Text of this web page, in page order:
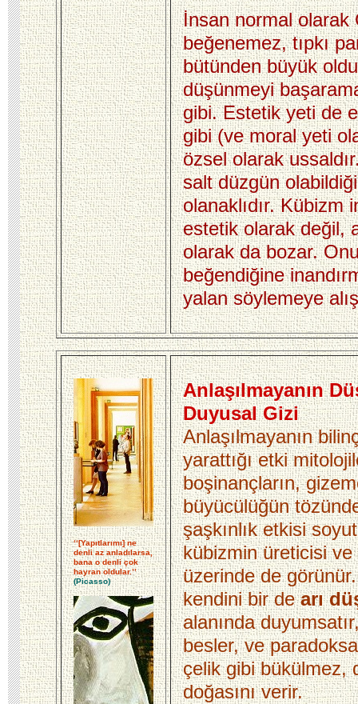
İnsan normal olarak
beğenemez, tıpkı
bütünden büyük
düşünmeyi
gibi. Estetik yeti de
gibi (ve moral yeti
özsel olarak
salt düzgün
olanaklıdır.Kübizm
estetik olarak değil,
olarak da bozar.
beğendiğine
yalan söylemeye
‘‘[Yapıtlarımı] ne
denli az anladılarsa,
bana o denli çok
hayran oldular.’’
(Picasso)
Anlaşılmayanın
Duyusal Gizi
Anlaşılmayanın
yarattığı etki
boşinançların,
büyücülüğün
şaşkınlık etkisi
kübizmin üreticisi ve
üzerinde de
kendini bir dearı
alanında
besler, ve
çelik gibi bükülmez,
doğasını verir.